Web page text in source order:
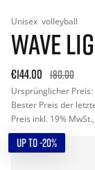
Unisex volleyball
WAVE
€144.00 180.00
Ursprünglicher Preis:
Bester Preis der
Preis inkl. 19%
UP TO -20%